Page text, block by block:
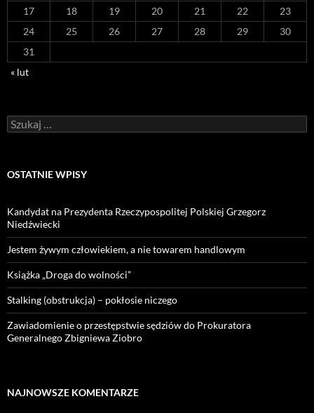
17
18 19 20 21 22
23
24
25 26 27 28 29
30
31
« lut
Szukaj:
OSTATNIE WPISY
Kandydat na Prezydenta Rzeczypospolitej Polskiej Grzegorz
Niedźwiecki
Jestem żywym człowiekiem, a nie towarem handlowym
Książka „Droga do wolności”
Stalking (obstrukcja) – pokłosie niczego
Zawiadomienie o przestępstwie sędziów do Prokuratora
Generalnego Zbigniewa Ziobro
NAJNOWSZE KOMENTARZE